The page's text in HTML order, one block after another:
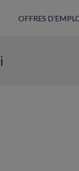
OFFRES